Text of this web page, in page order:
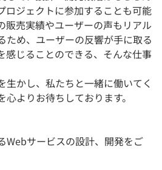
ロジェクトに参加することも可能
販売実績やユーザーの声もリアル
ため、ユーザーの反響が手に取る
感じることのできる、そんな仕事
生かし、私たちと一緒に働いてく
よりお待ちしております。
Webサービスの設計、開発をご